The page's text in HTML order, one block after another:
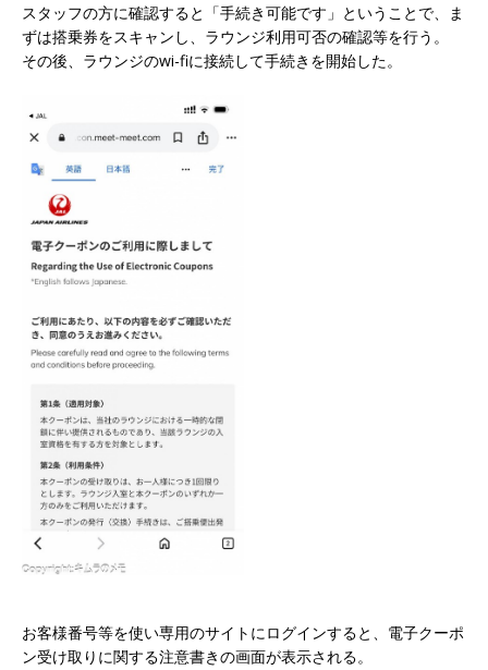
スタッフの方に確認すると「手続き可能です」ということで、ま
ずは搭乗券をスキャンし、ラウンジ利用可否の確認等を行う。
その後、ラウンジのwi-fiに接続して手続きを開始した。
お客様番号等を使い専用のサイトにログインすると、電子クーポ
ン受け取りに関する注意書きの画面が表示される。